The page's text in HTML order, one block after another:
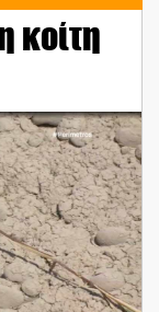
κοίτη